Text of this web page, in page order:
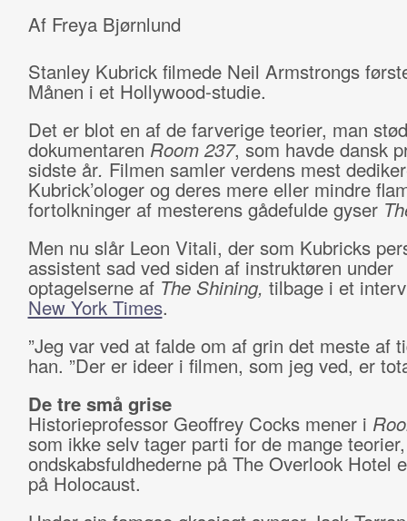
Af Freya Bjørnlund
Stanley Kubrick filmede Neil Armstrongs
Månen i et Hollywood-studie.
Det er blot en af de farverige teorier, man
dokumentaren Room 237, som havde dansk
sidste år. Filmen samler verdens mest
Kubrick’ologer og deres mere eller mindre
fortolkninger af mesterens gådefulde gyser
Men nu slår Leon Vitali, der som Kubricks
assistent sad ved siden af instruktøren under
optagelserne af The Shining, tilbage i et
New York Times.
”Jeg var ved at falde om af grin det meste af
han. ”Der er ideer i filmen, som jeg ved, er
De tre små grise
Historieprofessor Geoffrey Cocks mener i
som ikke selv tager parti for de mange
ondskabsfuldhederne på The Overlook Hotel
på Holocaust.